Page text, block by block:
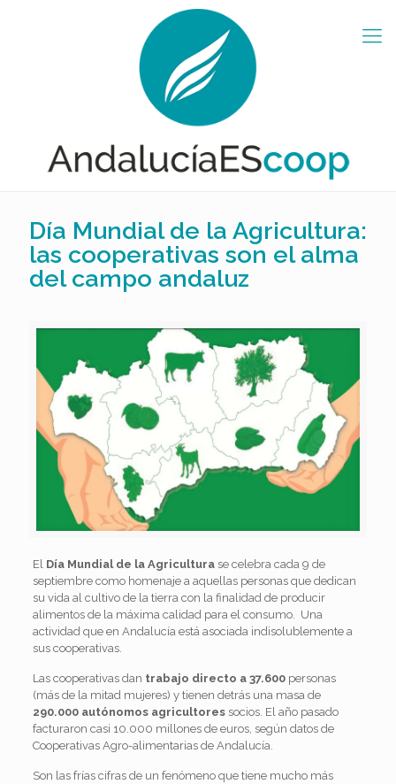
Día Mundial de la Agricultura:
las cooperativas son el alma
del campo andaluz
El Día Mundial de la Agriculturase celebra cada 9 de
septiembre como homenaje a aquellas personas que dedican
su vida al cultivo de la tierra con la finalidad de producir
alimentos de la máxima calidad para el consumo. Una
actividad que en Andalucía está asociada indisolublemente a
sus cooperativas.
Las cooperativas dan trabajo directo a 37.600personas
(más de la mitad mujeres) y tienen detrás una masa de
290.000 autónomos agricultoressocios. El año pasado
facturaron casi 10.000 millones de euros, según datos de
Cooperativas Agro-alimentarias de Andalucía.
Son las frías cifras de un fenómeno que tiene mucho más